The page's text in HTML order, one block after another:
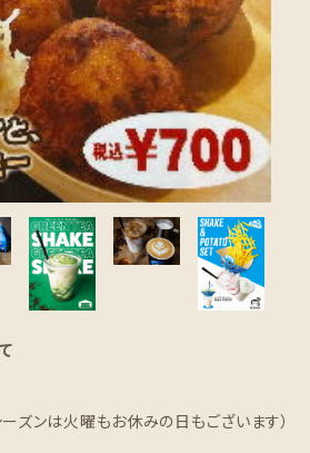
ズンは火曜もお休みの日もございます）